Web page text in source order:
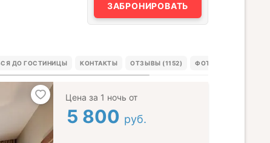
ЗАБРОНИРОВАТЬ
ДО ГОСТИНИЦЫ КОНТАКТЫ ОТЗЫВЫ (1152) ФОТО ГОСТЕЙ (108)
Цена за 1 ночь от
5 800 руб.